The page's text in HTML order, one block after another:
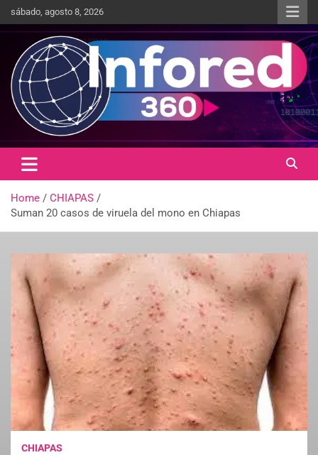
sábado, agosto 8, 2026
infored360.mx
Un giro en la información
Home
CHIAPAS
Suman 20 casos de viruela del mono en Chiapas
CHIAPAS